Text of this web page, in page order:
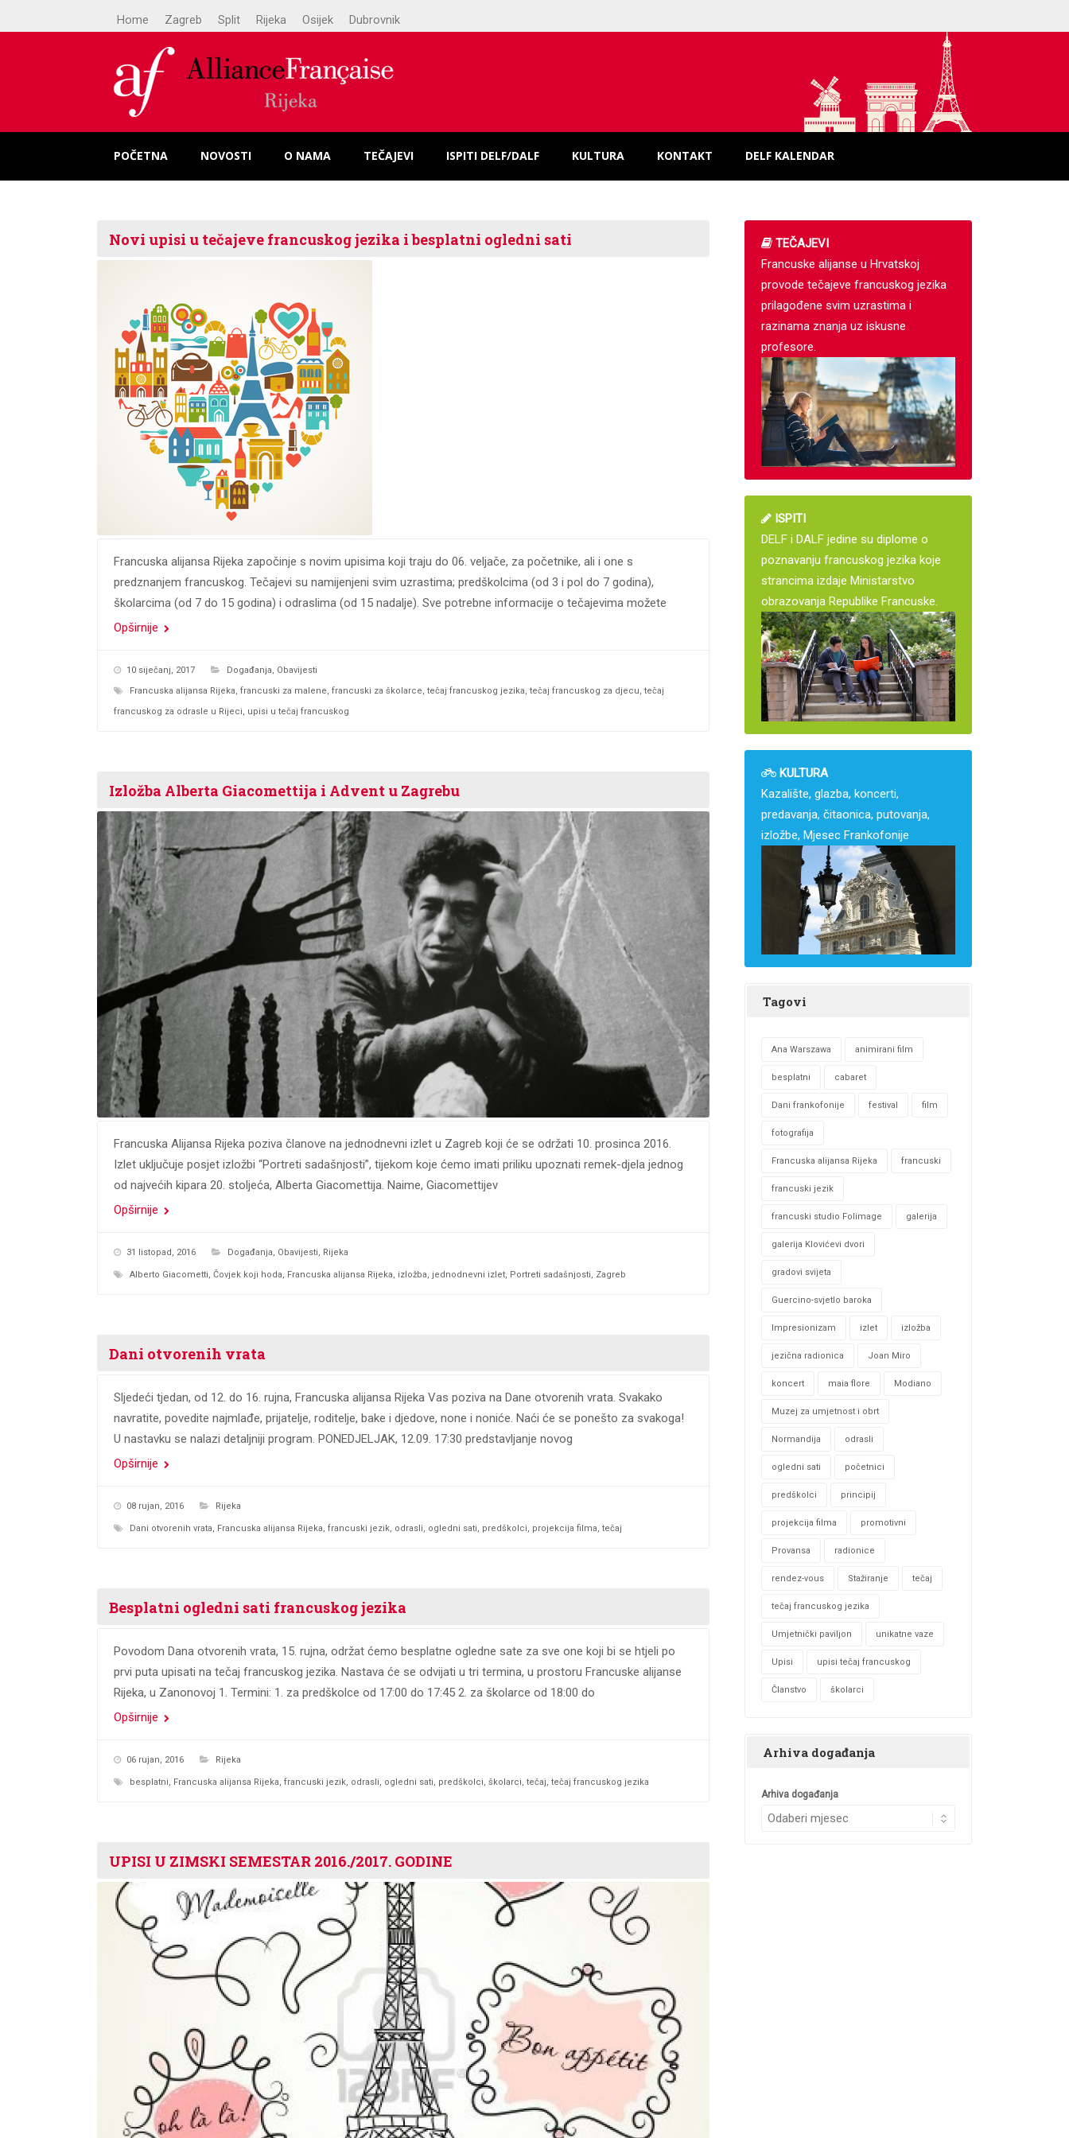
Home Zagreb Split Rijeka Osijek Dubrovnik
POČETNA NOVOSTI O NAMA TEČAJEVI ISPITI DELF/DALF KULTURA KONTAKT DELF KALENDAR
Novi upisi u tečajeve francuskog jezika i besplatni ogledni sati
Francuska alijansa Rijeka započinje s novim upisima koji traju do 06. veljače, za početnike, ali i one s
predznanjem francuskog. Tečajevi su namijenjeni svim uzrastima; predškolcima (od 3 i pol do 7 godina),
školarcima (od 7 do 15 godina) i odraslima (od 15 nadalje). Sve potrebne informacije o tečajevima možete
Opširnije
10 siječanj, 2017 Događanja, Obavijesti
Francuska alijansa Rijeka, francuski za malene, francuski za školarce, tečaj francuskog jezika, tečaj francuskog za djecu, tečaj
francuskog za odrasle u Rijeci, upisi u tečaj francuskog
Izložba Alberta Giacomettija i Advent u Zagrebu
Francuska Alijansa Rijeka poziva članove na jednodnevni izlet u Zagreb koji će se održati 10. prosinca 2016.
Izlet uključuje posjet izložbi “Portreti sadašnjosti”, tijekom koje ćemo imati priliku upoznati remek-djela jednog
od najvećih kipara 20. stoljeća, Alberta Giacomettija. Naime, Giacomettijev
Opširnije
31 listopad, 2016 Događanja, Obavijesti, Rijeka
Alberto Giacometti, Čovjek koji hoda, Francuska alijansa Rijeka, izložba, jednodnevni izlet, Portreti sadašnjosti, Zagreb
Dani otvorenih vrata
Sljedeći tjedan, od 12. do 16. rujna, Francuska alijansa Rijeka Vas poziva na Dane otvorenih vrata. Svakako
navratite, povedite najmlađe, prijatelje, roditelje, bake i djedove, none i noniće. Naći će se ponešto za svakoga!
U nastavku se nalazi detaljniji program. PONEDJELJAK, 12.09. 17:30 predstavljanje novog
Opširnije
08 rujan, 2016 Rijeka
Dani otvorenih vrata, Francuska alijansa Rijeka, francuski jezik, odrasli, ogledni sati, predškolci, projekcija filma, tečaj
Besplatni ogledni sati francuskog jezika
Povodom Dana otvorenih vrata, 15. rujna, održat ćemo besplatne ogledne sate za sve one koji bi se htjeli po
prvi puta upisati na tečaj francuskog jezika. Nastava će se odvijati u tri termina, u prostoru Francuske alijanse
Rijeka, u Zanonovoj 1. Termini: 1. za predškolce od 17:00 do 17:45 2. za školarce od 18:00 do
Opširnije
06 rujan, 2016 Rijeka
besplatni, Francuska alijansa Rijeka, francuski jezik, odrasli, ogledni sati, predškolci, školarci, tečaj, tečaj francuskog jezika
UPISI U ZIMSKI SEMESTAR 2016./2017. GODINE
TEČAJEVI
Francuske alijanse u Hrvatskoj
provode tečajeve francuskog jezika
prilagođene svim uzrastima i
razinama znanja uz iskusne
profesore.
ISPITI
DELF i DALF jedine su diplome o
poznavanju francuskog jezika koje
strancima izdaje Ministarstvo
obrazovanja Republike Francuske.
KULTURA
Kazalište, glazba, koncerti,
predavanja, čitaonica, putovanja,
izložbe, Mjesec Frankofonije
Tagovi
Ana Warszawa animirani film
besplatni cabaret
Dani frankofonije festival film
fotografija
Francuska alijansa Rijeka francuski
francuski jezik
francuski studio Folimage galerija
galerija Klovićevi dvori
gradovi svijeta
Guercino-svjetlo baroka
Impresionizam izlet izložba
jezična radionica Joan Miro
koncert maia flore Modiano
Muzej za umjetnost i obrt
Normandija odrasli
ogledni sati početnici
predškolci principij
projekcija filma promotivni
Provansa radionice
rendez-vous Stažiranje tečaj
tečaj francuskog jezika
Umjetnički paviljon unikatne vaze
Upisi upisi tečaj francuskog
Članstvo školarci
Arhiva događanja
Arhiva događanja